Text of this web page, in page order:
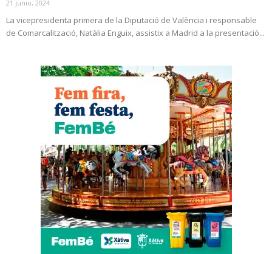
21 junio, 2024
La vicepresidenta primera de la Diputació de València i responsable
de Comarcalització, Natàlia Enguix, assistix a Madrid a la presentació...